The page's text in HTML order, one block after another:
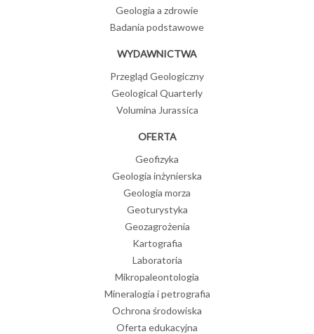
Geologia a zdrowie
Badania podstawowe
WYDAWNICTWA
Przegląd Geologiczny
Geological Quarterly
Volumina Jurassica
OFERTA
Geofizyka
Geologia inżynierska
Geologia morza
Geoturystyka
Geozagrożenia
Kartografia
Laboratoria
Mikropaleontologia
Mineralogia i petrografia
Ochrona środowiska
Oferta edukacyjna